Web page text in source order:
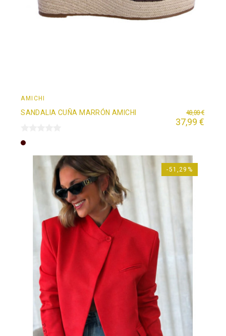
AMICHI
SANDALIA CUÑA MARRÓN AMICHI 49,99 €
37,99 €
Marrón
-51,29%